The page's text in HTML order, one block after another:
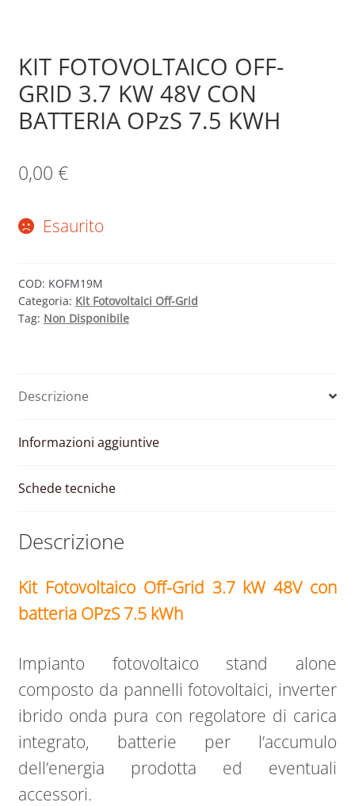
KIT FOTOVOLTAICO OFF-
GRID 3.7 KW 48V CON
BATTERIA OPzS 7.5 KWH
0,00 €
Esaurito
COD: KOFM19M
Categoria: Kit Fotovoltaici Off-Grid
Tag: Non Disponibile
Descrizione
Informazioni aggiuntive
Schede tecniche
Descrizione
Kit Fotovoltaico Off-Grid 3.7 kW 48V con
batteria OPzS 7.5 kWh
Impianto fotovoltaico stand alone
composto da pannelli fotovoltaici, inverter
ibrido onda pura con regolatore di carica
integrato, batterie per l’accumulo
dell’energia prodotta ed eventuali
accessori.